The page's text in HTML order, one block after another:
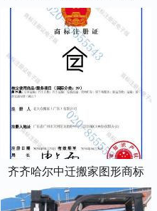
齐齐哈尔中迁搬家图形商标